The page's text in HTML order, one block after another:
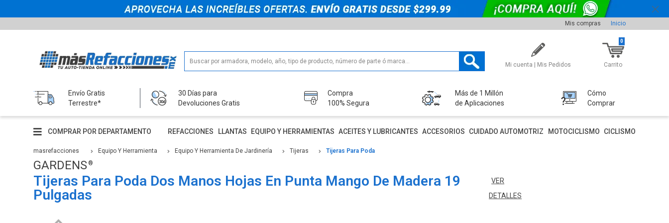
Mis compras Inicio
Mi cuenta | Mis Pedidos Carrito
0
Envío Gratis
Terrestre*
30 Días para
Devoluciones Gratis
Compra
100% Segura
Más de 1 Millón
de Aplicaciones
Cómo
Comprar
COMPRAR POR DEPARTAMENTO REFACCIONES LLANTAS EQUIPO Y HERRAMIENTAS ACEITES Y LUBRICANTES ACCESORIOS CUIDADO AUTOMOTRIZ MOTOCICLISMO CICLISMO
masrefacciones Equipo Y Herramienta Equipo Y Herramienta De Jardinería Tijeras Tijeras Para Poda
GARDENS
Tijeras Para Poda Dos Manos Hojas En Punta Mango De Madera 19
Pulgadas
VER
DETALLES